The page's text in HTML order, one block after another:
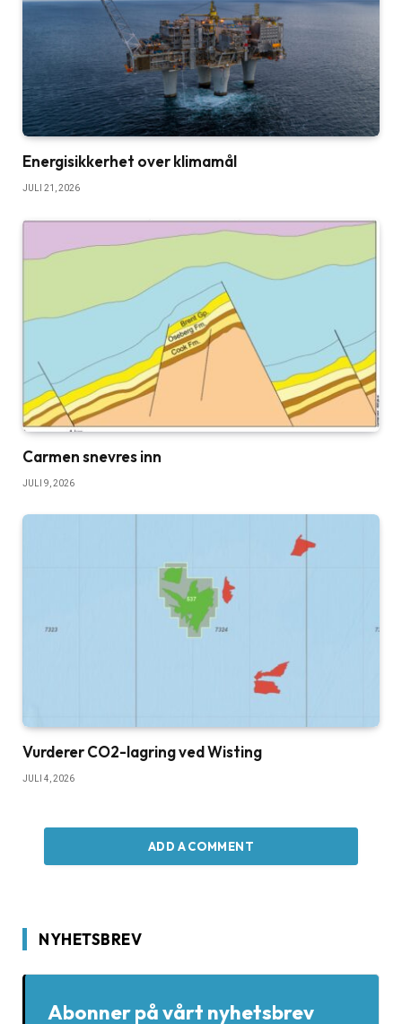
Energisikkerhet over klimamål
JULI 21, 2026
Carmen snevres inn
JULI 9, 2026
Vurderer CO2-lagring ved Wisting
JULI 4, 2026
ADD A COMMENT
NYHETSBREV
Abonner på vårt nyhetsbrev